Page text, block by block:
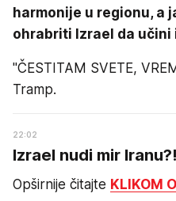
harmonije u regionu, a
ohrabriti Izrael da učini
"ČESTITAM SVETE,
Tramp.
22:02
Izrael nudi mir Iranu?!
Opširnije čitajte KLIKOM